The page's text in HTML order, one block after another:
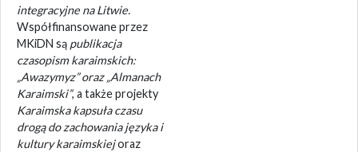
integracyjne na Litwie.
Współfinansowane przez
MKiDN są publikacja
czasopism karaimskich:
„Awazymyz” oraz „Almanach
Karaimski”, a także projekty
Karaimska kapsuła czasu
drogą do zachowania języka i
kultury karaimskiejoraz